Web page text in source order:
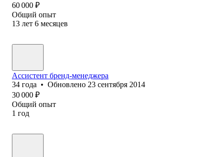
60 000 ₽
Общий опыт
13 лет 6 месяцев
Ассистент бренд-менеджера
34 года • Обновлено 23 сентября 2014
30 000 ₽
Общий опыт
1 год